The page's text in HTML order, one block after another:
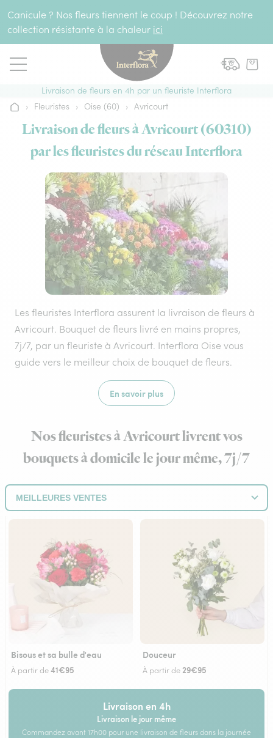
Canicule ? Nos fleurs tiennent le coup ! Découvrez notre
collection résistante à la chaleur ici
Livraison de fleurs en 4h par un fleuriste Interflora
Accueil
› Fleuristes › Oise (60) › Avricourt
Livraison de fleurs à Avricourt (60310)
par les fleuristes du réseau Interflora
Les fleuristes Interflora assurent la livraison de fleurs à
Avricourt. Bouquet de fleurs livré en mains propres,
7j/7, par un fleuriste à Avricourt. Interflora Oise vous
guide vers le meilleur choix de bouquet de fleurs.
En savoir plus
Nos fleuristes à Avricourt livrent vos
bouquets à domicile le jour même, 7j/7
Bisous et sa bulle d'eau
À partir de41€95
Douceur
À partir de 29€95
Livraison en 4h
Livraison le jour même
Commandez avant 17h00 pour une livraison de fleurs dans la journée